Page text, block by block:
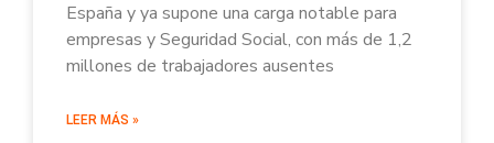
España y ya supone una carga notable para
empresas y Seguridad Social, con más de 1,2
millones de trabajadores ausentes
LEER MÁS »